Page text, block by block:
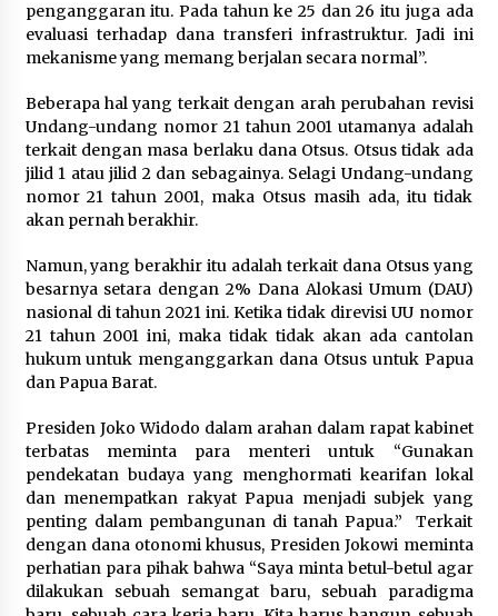
penganggaran itu. Pada tahun ke 25 dan 26 itu juga ada
evaluasi terhadap dana transferi infrastruktur. Jadi ini
mekanisme yang memang berjalan secara normal”.
Beberapa hal yang terkait dengan arah perubahan revisi
Undang-undang nomor 21 tahun 2001 utamanya adalah
terkait dengan masa berlaku dana Otsus. Otsus tidak ada
jilid 1 atau jilid 2 dan sebagainya. Selagi Undang-undang
nomor 21 tahun 2001, maka Otsus masih ada, itu tidak
akan pernah berakhir.
Namun, yang berakhir itu adalah terkait dana Otsus yang
besarnya setara dengan 2% Dana Alokasi Umum (DAU)
nasional di tahun 2021 ini. Ketika tidak direvisi UU nomor
21 tahun 2001 ini, maka tidak tidak akan ada cantolan
hukum untuk menganggarkan dana Otsus untuk Papua
dan Papua Barat.
Presiden Joko Widodo dalam arahan dalam rapat kabinet
terbatas meminta para menteri untuk “Gunakan
pendekatan budaya yang menghormati kearifan lokal
dan menempatkan rakyat Papua menjadi subjek yang
penting dalam pembangunan di tanah Papua.” Terkait
dengan dana otonomi khusus, Presiden Jokowi meminta
perhatian para pihak bahwa “Saya minta betul-betul agar
dilakukan sebuah semangat baru, sebuah paradigma